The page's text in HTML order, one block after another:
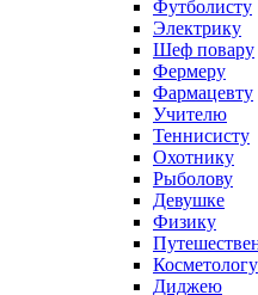
Футболисту
Электрику
Шеф повару
Фермеру
Фармацевту
Учителю
Теннисисту
Охотнику
Рыболову
Девушке
Физику
Косметологу
Диджею